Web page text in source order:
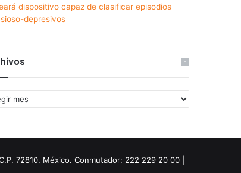
dispositivo capaz de clasificar episodios
depresivos
72810. México. Conmutador: 222 229 20 00 |